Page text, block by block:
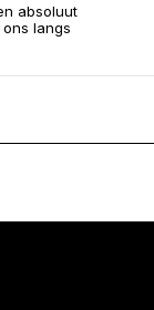
absoluut
langs